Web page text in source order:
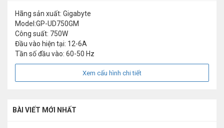
Hãng sản xuất: Gigabyte
Model:GP-UD750GM
Công suất: 750W
Đầu vào hiện tại: 12-6A
Tần số đầu vào: 60-50 Hz
Xem cấu hình chi tiết
BÀI VIẾT MỚI NHẤT